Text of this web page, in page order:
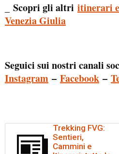
Scopri gli altri itinerari
Venezia Giulia
Seguici sui nostri canali
Instagram – Facebook –
Trekking FVG:
Sentieri,
Cammini e